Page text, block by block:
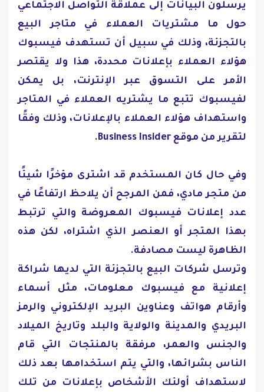
يرسلون البيانات إلى عملاقة التواصل الاجتماعي
حول ما مشتريات العملاء في متاجر البيع
بالتجزئة، وذلك في سبيل أن تستهدف فيسبوك
هؤلاء العملاء بإعلانات محددة، هذا ولا يقتصر
الأمر على التسوق عبر الإنترنت، بل يمكن
لفيسبوك تتبع ما يشتريه العملاء في المتاجر
واستهداف هؤلاء العملاء بالإعلانات، وذلك وفقًا
لتقرير من موقع Business Insider.
وفي حال كان المستخدم قد اشترى مؤخرًا شيئًا
من متجر مادي، فمن المرجح أن يلاحظ ارتفاعًا في
عدد إعلانات فيسبوك المعروضة والتي ترتبط
بهذا المتجر أو العنصر الذي اشتراه، لكن هذه
الظاهرة ليست مصادفة.
وترسل شركات البيع بالتجزئة التي لديها شراكة
إعلانية مع فيسبوك معلومات، مثل أسماء
وأرقام هواتف وعناوين البريد الإلكتروني والرمز
البريدي والمدينة والولاية والبلد وتاريخ الميلاد
والجنس والعمر، مرفقة بالمنتجات التي قام
الناس بشرائها، والتي يتم استخدامها بعد ذلك
لاستهداف أولئك الأشخاص بإعلانات من تلك